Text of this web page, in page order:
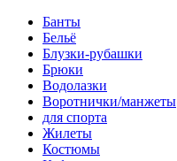
Банты
Бельё
Блузки-рубашки
Брюки
Водолазки
Воротнички/манжеты
для спорта
Жилеты
Костюмы